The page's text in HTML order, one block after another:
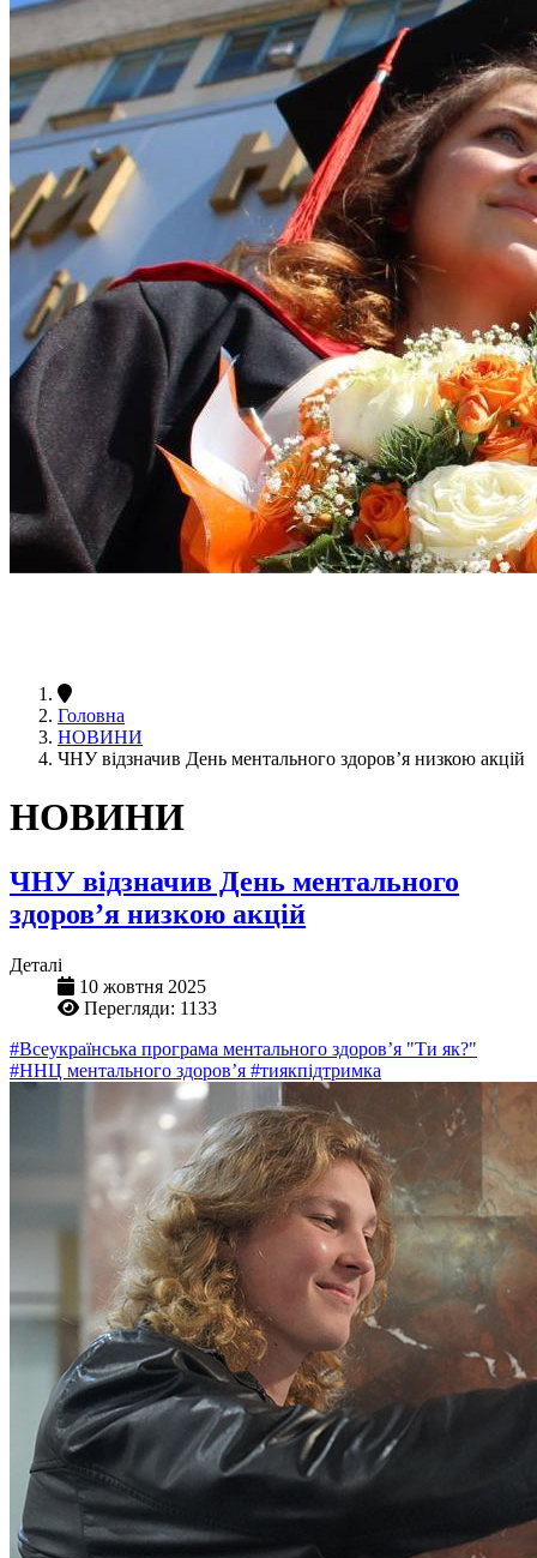
Головна
НОВИНИ
ЧНУ відзначив День ментального здоров’я низкою акцій
НОВИНИ
ЧНУ відзначив День ментального
здоров’я низкою акцій
Деталі
10 жовтня 2025
Перегляди: 1133
#Всеукраїнська програма ментального здоров’я "Ти як?"
#ННЦ ментального здоров’я #тиякпідтримка